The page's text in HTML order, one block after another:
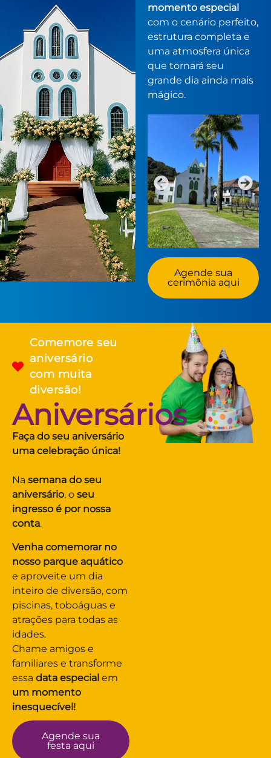
momento especial
com o cenário perfeito,
estrutura completa e
uma atmosfera única
que tornará seu
grande dia ainda mais
mágico.
Agende sua
cerimônia aqui
Comemore seu
aniversário
com muita
diversão!
Aniversários
Faça do seu aniversário
uma celebração única!
Na semana do seu
aniversário, o seu
ingresso é por nossa
conta.
Venha comemorar no
nosso parque aquático
e aproveite um dia
inteiro de diversão, com
piscinas, toboáguas e
atrações para todas as
idades.
Chame amigos e
familiares e transforme
essa data especial em
um momento
inesquecível!
Agende sua
festa aqui